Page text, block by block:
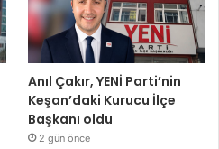
Anıl Çakır, YENİ Parti’nin
Keşan’daki Kurucu İlçe
Başkanı oldu
2 gün önce